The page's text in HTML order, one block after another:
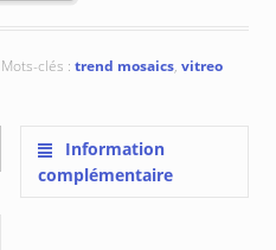
Mots-clés : trend mosaics, vitreo
Information
complémentaire